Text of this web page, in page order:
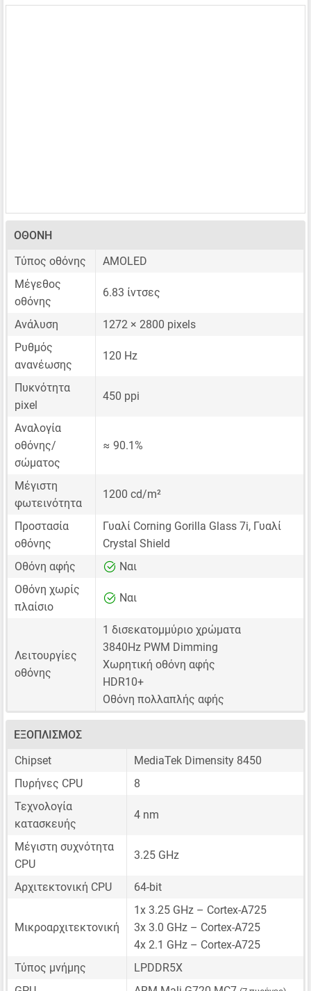
ΟΘΌΝΗ
Τύπος οθόνης
AMOLED
Μέγεθος
οθόνης
6.83 ίντσες
Ανάλυση
1272 × 2800 pixels
Ρυθμός
ανανέωσης
120 Hz
Πυκνότητα
pixel
450 ppi
Αναλογία
οθόνης/
σώματος
≈ 90.1%
Μέγιστη
φωτεινότητα
1200 cd/m²
Προστασία
οθόνης
Γυαλί Corning Gorilla Glass 7i, Γυαλί
Crystal Shield
Οθόνη αφής
Ναι
Οθόνη χωρίς
πλαίσιο
Ναι
Λειτουργίες
οθόνης
1 δισεκατομμύριο χρώματα
3840Hz PWM Dimming
Χωρητική οθόνη αφής
HDR10+
Οθόνη πολλαπλής αφής
ΕΞΟΠΛΙΣΜΌΣ
Chipset
MediaTek Dimensity 8450
Πυρήνες CPU
8
Τεχνολογία
κατασκευής
4 nm
Μέγιστη συχνότητα
CPU
3.25 GHz
Αρχιτεκτονική CPU 64-bit
Μικροαρχιτεκτονική
1x 3.25 GHz – Cortex-A725
3x 3.0 GHz – Cortex-A725
4x 2.1 GHz – Cortex-A725
Τύπος μνήμης
LPDDR5X